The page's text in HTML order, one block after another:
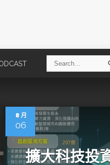
a
8 月
06
擴大科技投